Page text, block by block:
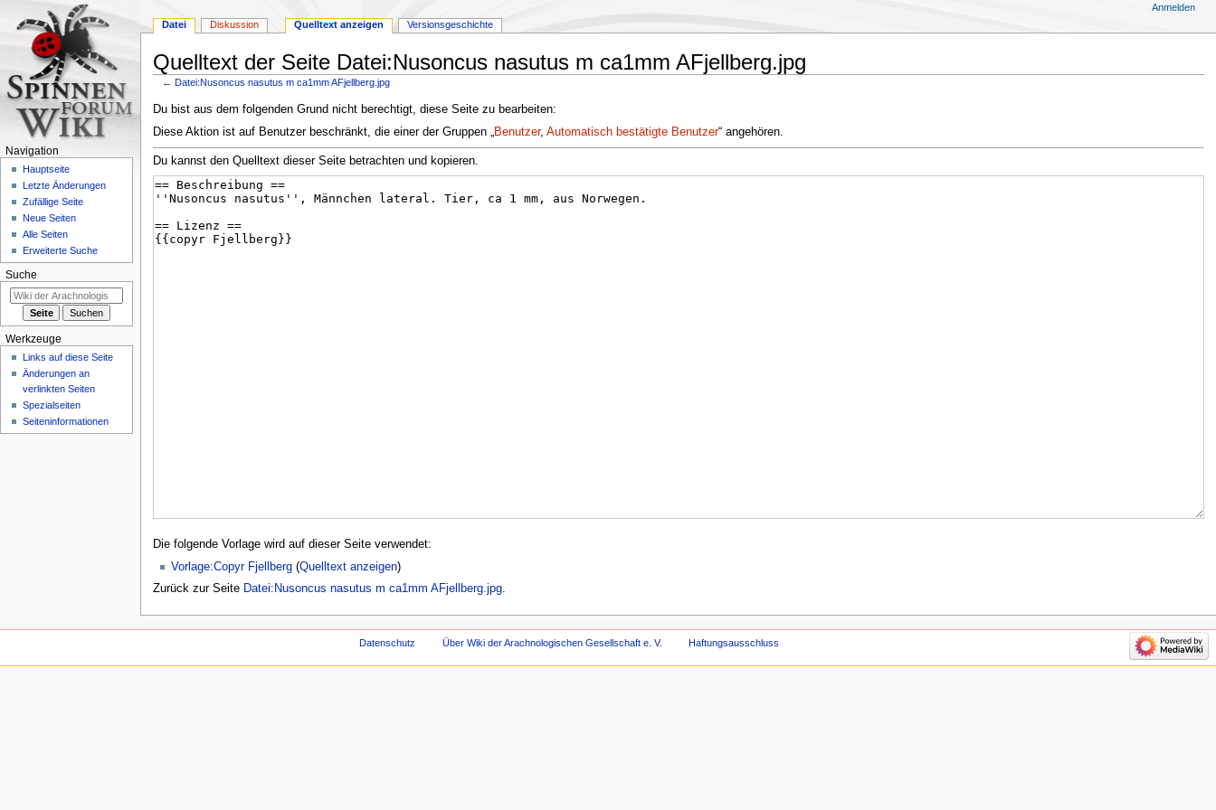
Quelltext der Seite Datei:Nusoncus nasutus m ca1mm AFjellberg.jpg
← Datei:Nusoncus nasutus m ca1mm AFjellberg.jpg
Zur
Navigation
Zur
Suche
Du bist aus dem folgenden Grund nicht berechtigt, diese Seite zu bearbeiten:
Diese Aktion ist auf Benutzer beschränkt, die einer der Gruppen „Benutzer, Automatisch bestätigte Benutzer“ angehören.
Du kannst den Quelltext dieser Seite betrachten und kopieren.
Die folgende Vorlage wird auf dieser Seite verwendet:
Vorlage:Copyr Fjellberg(Quelltext anzeigen)
Zurück zur Seite Datei:Nusoncus nasutus m ca1mm AFjellberg.jpg.
Datei Diskussion Quelltext anzeigen Versionsgeschichte
Anmelden
Navigation
Hauptseite
Letzte Änderungen
Zufällige Seite
Neue Seiten
Alle Seiten
Erweiterte Suche
Suche
Werkzeuge
Links auf diese Seite
Änderungen an
verlinkten Seiten
Spezialseiten
Seiten­­informationen
Datenschutz Über Wiki der Arachnologischen Gesellschaft e. V. Haftungsausschluss